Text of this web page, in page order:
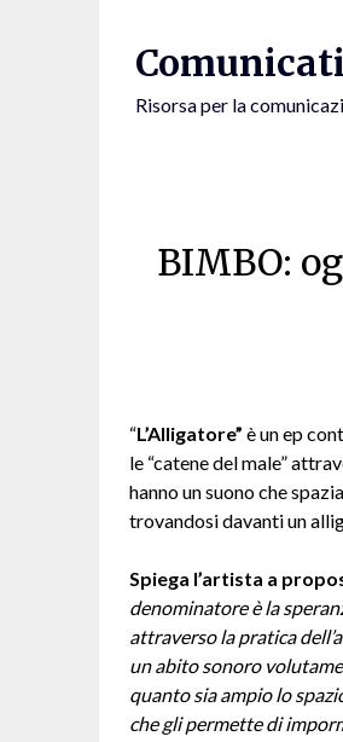
Risorsa per la
BIMBO:
“L’Alligatore” è un ep
le “catene del male”
hanno un suono che
trovandosi davanti un
Spiega l’artista a
denominatore è la
attraverso la pratica
un abito sonoro
quanto sia ampio lo
che gli permette di